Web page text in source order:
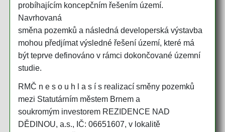
probíhajícím koncepčním řešením území.
Navrhovaná
směna pozemků a následná developerská výstavba
mohou předjímat výsledné řešení území, které má
být teprve definováno v rámci dokončované územní
studie.
RMČ n e s o u h l a s í s realizací směny pozemků
mezi Statutárním městem Brnem a
soukromým investorem REZIDENCE NAD
DĚDINOU, a.s., IČ: 06651607, v lokalitě